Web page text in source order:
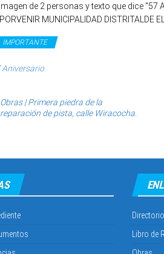
IMPORTANTE
Aniversario
Obras | Primera piedra de la
reparación de pista, calle Wiracocha.
Libro de